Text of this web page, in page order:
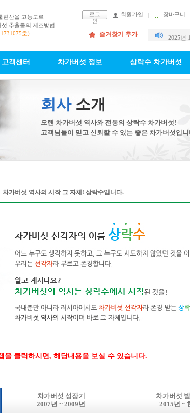
린산을 고농도로
추출물의 제조방법
호)
로그
인
회원가입 장바구니
즐겨찾기 추가 2025년
고객센터 차가버섯 정보 상락수 차가버섯
회사소개
오랜 차가버섯 역사와 전통의 상락수 차가버섯!
고객님들이 믿고 신뢰할 수 있는 좋은 차가버섯입
차가버섯 역사의 시작 그 자체! 상락수입니다.
을 클릭하시면, 해당내용을 보실 수 있습니다.
차가버섯 성장기
2007년 ~ 2009년
차가버섯
2015년 ~